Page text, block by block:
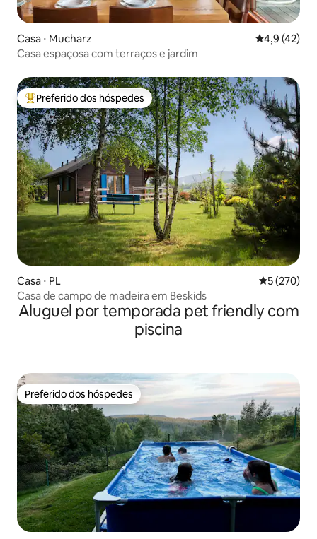
Casa ⋅ Mucharz 4,9 de uma
4,9 (42)
Casa espaçosa com terraços e jardim
Entre os melhores preferidos dos hóspedes
Preferido dos hóspedes
Casa ⋅ PL 5 de uma
5 (270)
Casa de campo de madeira em Beskids
Aluguel por temporada pet friendly com
piscina
Preferido dos hóspedes
Preferido dos hóspedes